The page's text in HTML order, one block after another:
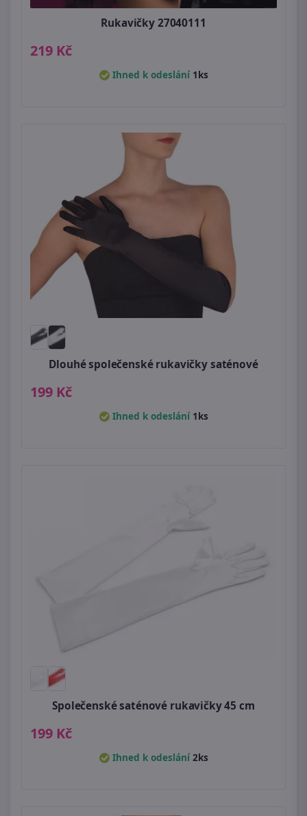
Rukavičky 27040111
219 Kč
Ihned k odeslání 1ks
Dlouhé společenské rukavičky saténové
199 Kč
Ihned k odeslání 1ks
Společenské saténové rukavičky 45 cm
199 Kč
Ihned k odeslání2ks